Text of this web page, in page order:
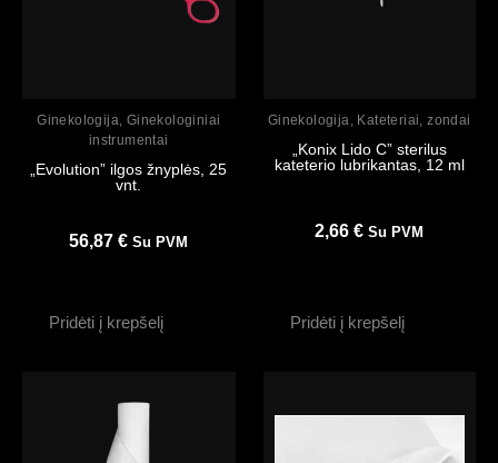
Ginekologija, Ginekologiniai
instrumentai
„Evolution” ilgos žnyplės, 25
vnt.
56,87€ Su PVM
Pridėti į krepšelį
Ginekologija, Kateteriai, zondai
„Konix Lido C” sterilus
kateterio lubrikantas, 12 ml
2,66€ Su PVM
Pridėti į krepšelį